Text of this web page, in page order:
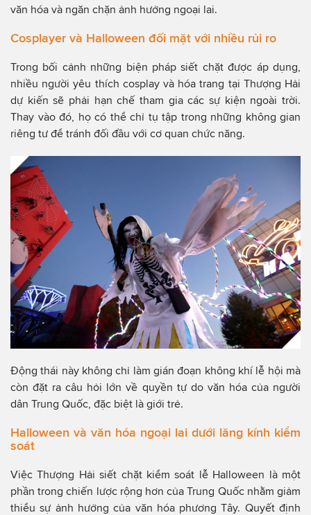
văn hóa và ngăn chặn ảnh hưởng ngoại lai.
Cosplayer và Halloween đối mặt với nhiều rủi ro
Trong bối cảnh những biện pháp siết chặt được áp dụng,
nhiều người yêu thích cosplay và hóa trang tại Thượng Hải
dự kiến sẽ phải hạn chế tham gia các sự kiện ngoài trời.
Thay vào đó, họ có thể chỉ tụ tập trong những không gian
riêng tư để tránh đối đầu với cơ quan chức năng.
Động thái này không chỉ làm gián đoạn không khí lễ hội mà
còn đặt ra câu hỏi lớn về quyền tự do văn hóa của người
dân Trung Quốc, đặc biệt là giới trẻ.
Halloween và văn hóa ngoại lai dưới lăng kính kiểm
soát
Việc Thượng Hải siết chặt kiểm soát lễ Halloween là một
phần trong chiến lược rộng hơn của Trung Quốc nhằm giảm
thiểu sự ảnh hưởng của văn hóa phương Tây. Quyết định